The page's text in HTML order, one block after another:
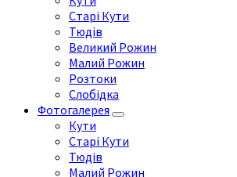
Старі Кути
Тюдів
Великий Рожин
Малий Рожин
Розтоки
Слобідка
Фотогалерея
Кути
Старі Кути
Тюдів
Малий Рожин